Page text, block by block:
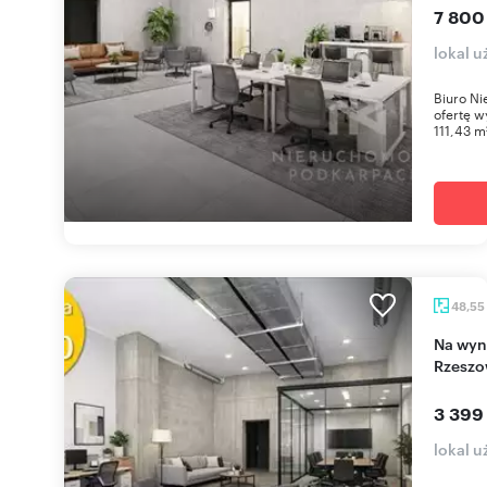
7 800
lokal
Biuro
ofertę
111,43
48,55
Na wynajem przestronny lokal 48,55 m² w
3 399
lokal